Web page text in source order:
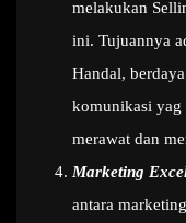
melakukan
ini. Tujuannya
Handal,
komunikasi yag
merawat dan
Marketing
antara